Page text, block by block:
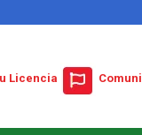
Licencia